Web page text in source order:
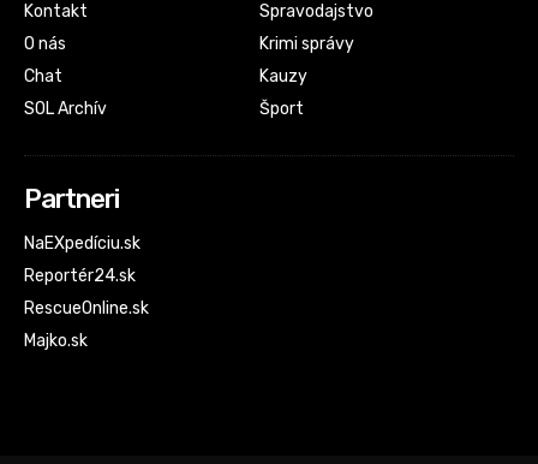
Kontakt
O nás
Chat
SOL Archív
Spravodajstvo
Krimi správy
Kauzy
Šport
Partneri
NaEXpedíciu.sk
Reportér24.sk
RescueOnline.sk
Majko.sk